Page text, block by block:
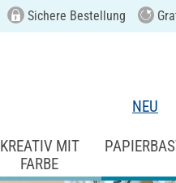
Sichere Bestellung
NEU
KREATIV MIT
FARBE